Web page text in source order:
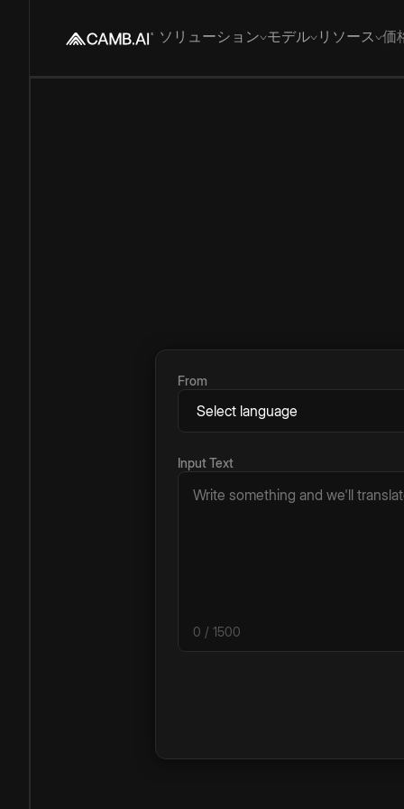
ソリューション モデル リソース 価
From
Input Text
0 / 1500